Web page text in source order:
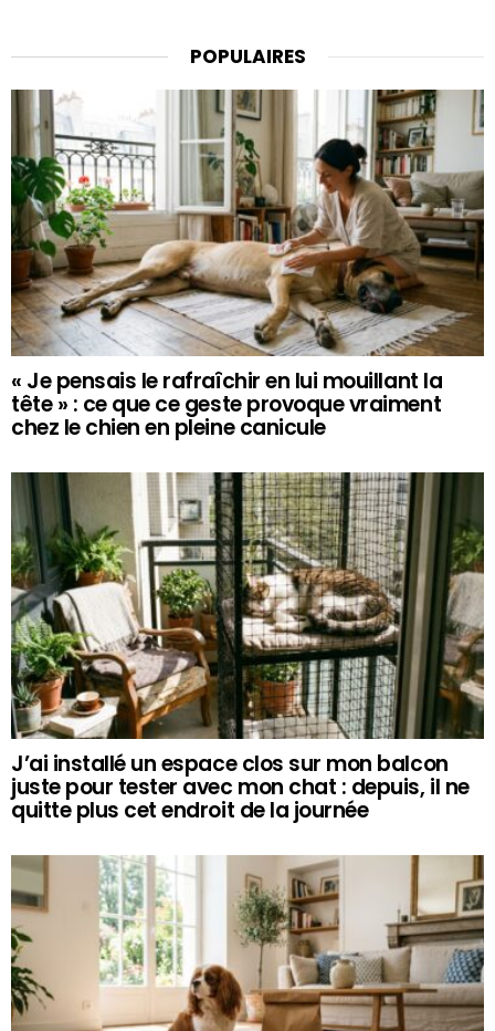
POPULAIRES
« Je pensais le rafraîchir en lui mouillant la
tête » : ce que ce geste provoque vraiment
chez le chien en pleine canicule
J’ai installé un espace clos sur mon balcon
juste pour tester avec mon chat : depuis, il ne
quitte plus cet endroit de la journée